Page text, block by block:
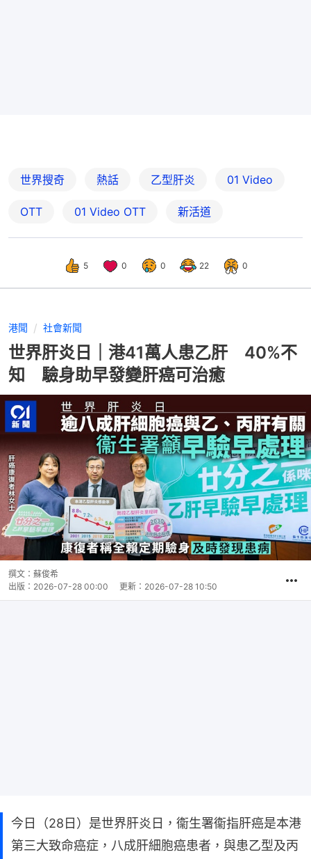
世界搜奇 熱話 乙型肝炎 01 Video
OTT 01‌ ‌Video‌ ‌OTT 新活道
5 0 0 22 0
港聞 社會新聞
世界肝炎日｜港41萬人患乙肝 40%不
知 驗身助早發變肝癌可治癒
撰文： 蘇俊希
出版： 2026-07-28 00:00 更新： 2026-07-28 10:50
今日（28日）是世界肝炎日，衞生署衞指肝癌是本港
第三大致命癌症，八成肝細胞癌患者，與患乙型及丙